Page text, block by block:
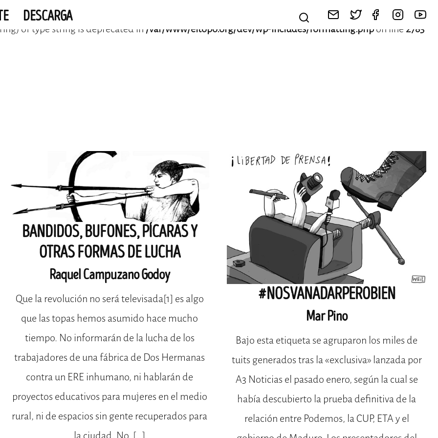
of type string is deprecated in /var/www/eltopo.org/dev/wp-includes/formatting.phpon line 2785
DESCARGA
BANDIDOS, BUFONES, PÍCARAS Y
OTRAS FORMAS DE LUCHA
Raquel Campuzano Godoy
Que la revolución no será televisada[1] es algo
que las topas hemos asumido hace mucho
tiempo. No informarán de la lucha de los
trabajadores de una fábrica de Dos Hermanas
contra un ERE inhumano, ni hablarán de
proyectos educativos para mujeres en el medio
rural, ni de espacios sin gente recuperados para
#NOSVANADARPEROBIEN
Mar Pino
Bajo esta etiqueta se agruparon los miles de
tuits generados tras la «exclusiva» lanzada por
A3 Noticias el pasado enero, según la cual se
había descubierto la prueba definitiva de la
relación entre Podemos, la CUP, ETA y el